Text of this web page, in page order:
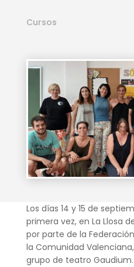
Cursos
Los días 14 y 15 de
primera vez, en La Llosa
por parte de la
la Comunidad
grupo de teatro Gaudium.